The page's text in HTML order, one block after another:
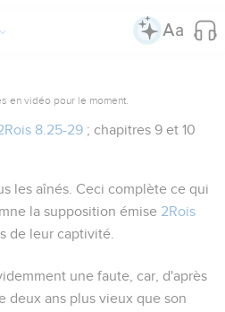
en vidéo pour le moment.
8.25-29 ; chapitres 9 et 10
les aînés . Ceci complète ce qui
la supposition émise 2Rois
de leur captivité.
une faute, car, d'après
deux ans plus vieux que son